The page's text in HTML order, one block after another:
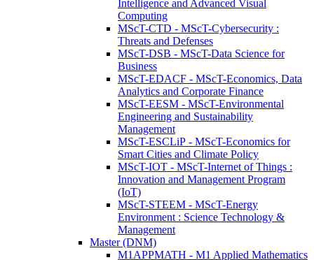
Intelligence and Advanced Visual
Computing
MScT-CTD - MScT-Cybersecurity :
Threats and Defenses
MScT-DSB - MScT-Data Science for
Business
MScT-EDACF - MScT-Economics, Data
Analytics and Corporate Finance
MScT-EESM - MScT-Environmental
Engineering and Sustainability
Management
MScT-ESCLiP - MScT-Economics for
Smart Cities and Climate Policy
MScT-IOT - MScT-Internet of Things :
Innovation and Management Program
(IoT)
MScT-STEEM - MScT-Energy
Environment : Science Technology &
Management
Master (DNM)
M1APPMATH - M1 Applied Mathematics